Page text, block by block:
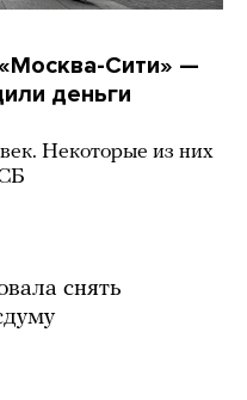
Сити» —
деньги
Некоторые из них
снять